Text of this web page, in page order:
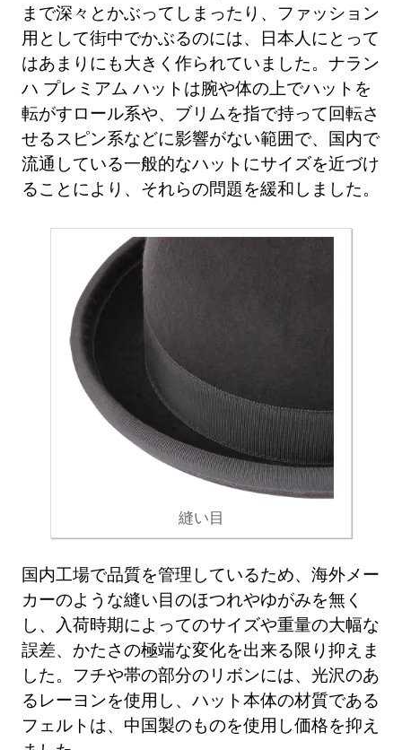
まで深々とかぶってしまったり、ファッション
用として街中でかぶるのには、日本人にとって
はあまりにも大きく作られていました。ナラン
ハ プレミアム ハットは腕や体の上でハットを
転がすロール系や、ブリムを指で持って回転さ
せるスピン系などに影響がない範囲で、国内で
流通している一般的なハットにサイズを近づけ
ることにより、それらの問題を緩和しました。
縫い目
国内工場で品質を管理しているため、海外メー
カーのような縫い目のほつれやゆがみを無く
し、入荷時期によってのサイズや重量の大幅な
誤差、かたさの極端な変化を出来る限り抑えま
した。フチや帯の部分のリボンには、光沢のあ
るレーヨンを使用し、ハット本体の材質である
フェルトは、中国製のものを使用し価格を抑え